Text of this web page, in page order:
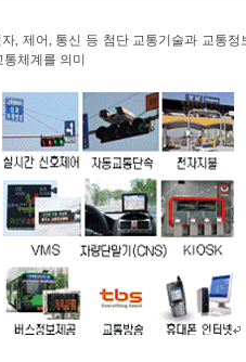
, 제어, 통신 등 첨단 교통기술과 교통
체계를 의미